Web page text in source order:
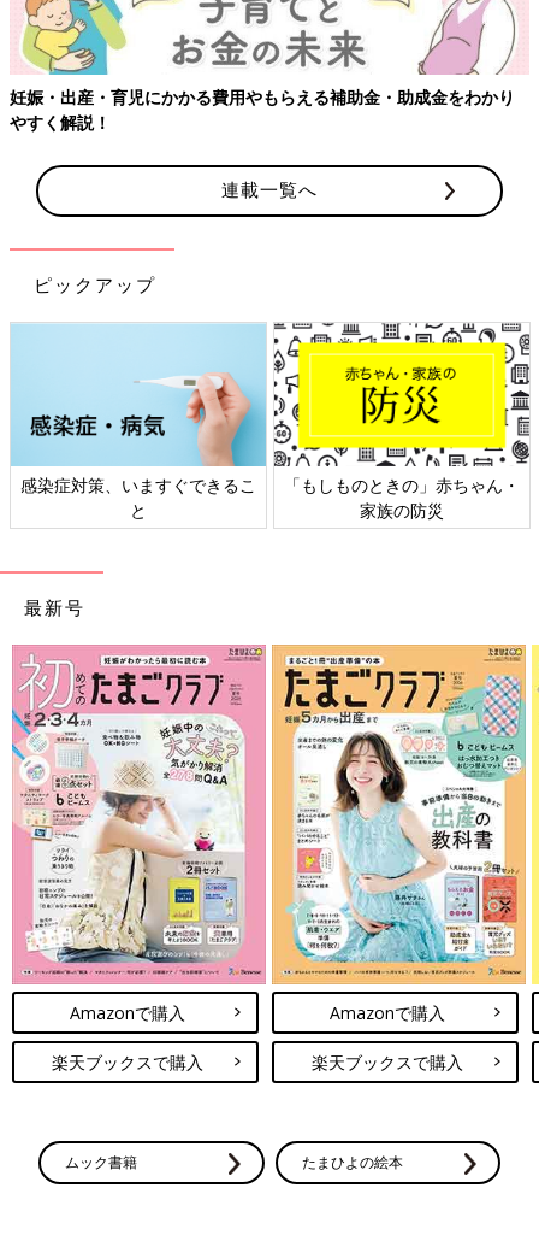
妊娠・出産・育児にかかる費用やもらえる補助金・助成金をわかり
やすく解説！
連載一覧へ
ピックアップ
感染症対策、いますぐできるこ
と
「もしものときの」赤ちゃん・
家族の防災
最新号
Amazonで購入
楽天ブックスで購入
Amazonで購入
楽天ブックスで購入
ムック書籍 たまひよの絵本